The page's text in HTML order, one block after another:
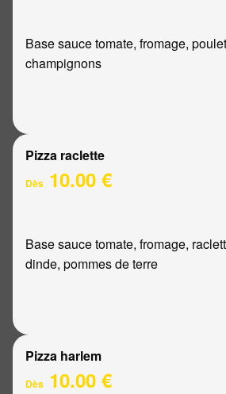
Base sauce tomate, fromage,
champignons
Pizza raclette
Dès 10.00 €
Base sauce tomate, fromage,
dinde, pommes de terre
Pizza harlem
Dès 10.00 €